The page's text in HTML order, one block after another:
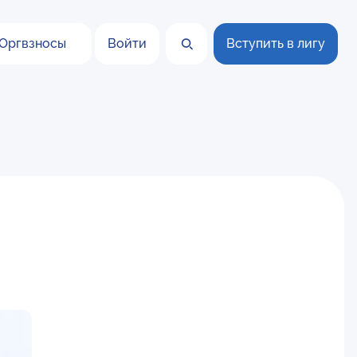
Войти Вступить в лигу